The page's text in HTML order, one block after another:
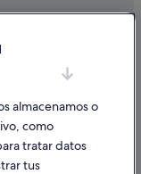
almacenamos o
como
tratar datos
tus